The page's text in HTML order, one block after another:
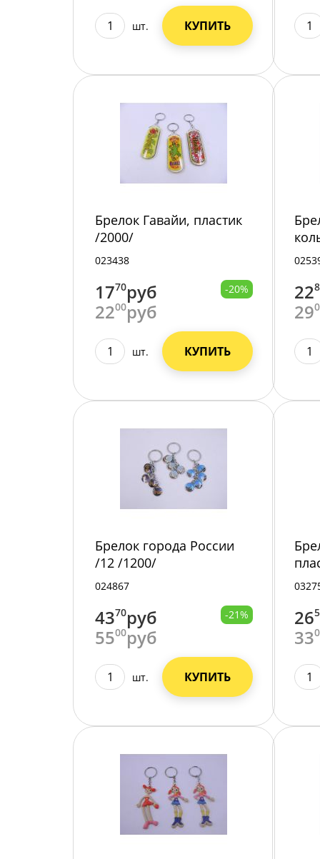
шт. КУПИТЬ
Брелок Гавайи, пластик
/2000/
023438
1770руб
2200руб
-20%
шт. КУПИТЬ
22
29
Брелок города России
/12 /1200/
024867
4370руб
5500руб
-21%
шт. КУПИТЬ
26
33